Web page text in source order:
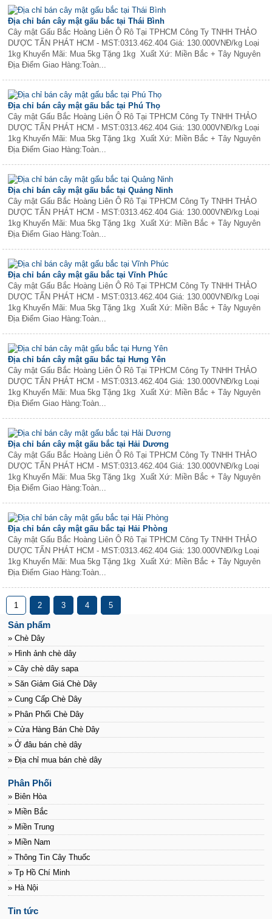
Địa chỉ bán cây mật gấu bắc tại Thái Bình
Cây mật Gấu Bắc Hoàng Liên Ô Rô Tại TPHCM Công Ty TNHH THẢO
DƯỢC TẤN PHÁT HCM - MST:0313.462.404 Giá: 130.000VNĐ/kg Loại
1kg Khuyến Mãi: Mua 5kg Tặng 1kg Xuất Xứ: Miền Bắc + Tây Nguyên
Địa Điểm Giao Hàng:Toàn...
Địa chỉ bán cây mật gấu bắc tại Phú Thọ
Cây mật Gấu Bắc Hoàng Liên Ô Rô Tại TPHCM Công Ty TNHH THẢO
DƯỢC TẤN PHÁT HCM - MST:0313.462.404 Giá: 130.000VNĐ/kg Loại
1kg Khuyến Mãi: Mua 5kg Tặng 1kg Xuất Xứ: Miền Bắc + Tây Nguyên
Địa Điểm Giao Hàng:Toàn...
Địa chỉ bán cây mật gấu bắc tại Quảng Ninh
Cây mật Gấu Bắc Hoàng Liên Ô Rô Tại TPHCM Công Ty TNHH THẢO
DƯỢC TẤN PHÁT HCM - MST:0313.462.404 Giá: 130.000VNĐ/kg Loại
1kg Khuyến Mãi: Mua 5kg Tặng 1kg Xuất Xứ: Miền Bắc + Tây Nguyên
Địa Điểm Giao Hàng:Toàn...
Địa chỉ bán cây mật gấu bắc tại Vĩnh Phúc
Cây mật Gấu Bắc Hoàng Liên Ô Rô Tại TPHCM Công Ty TNHH THẢO
DƯỢC TẤN PHÁT HCM - MST:0313.462.404 Giá: 130.000VNĐ/kg Loại
1kg Khuyến Mãi: Mua 5kg Tặng 1kg Xuất Xứ: Miền Bắc + Tây Nguyên
Địa Điểm Giao Hàng:Toàn...
Địa chỉ bán cây mật gấu bắc tại Hưng Yên
Cây mật Gấu Bắc Hoàng Liên Ô Rô Tại TPHCM Công Ty TNHH THẢO
DƯỢC TẤN PHÁT HCM - MST:0313.462.404 Giá: 130.000VNĐ/kg Loại
1kg Khuyến Mãi: Mua 5kg Tặng 1kg Xuất Xứ: Miền Bắc + Tây Nguyên
Địa Điểm Giao Hàng:Toàn...
Địa chỉ bán cây mật gấu bắc tại Hải Dương
Cây mật Gấu Bắc Hoàng Liên Ô Rô Tại TPHCM Công Ty TNHH THẢO
DƯỢC TẤN PHÁT HCM - MST:0313.462.404 Giá: 130.000VNĐ/kg Loại
1kg Khuyến Mãi: Mua 5kg Tặng 1kg Xuất Xứ: Miền Bắc + Tây Nguyên
Địa Điểm Giao Hàng:Toàn...
Địa chỉ bán cây mật gấu bắc tại Hải Phòng
Cây mật Gấu Bắc Hoàng Liên Ô Rô Tại TPHCM Công Ty TNHH THẢO
DƯỢC TẤN PHÁT HCM - MST:0313.462.404 Giá: 130.000VNĐ/kg Loại
1kg Khuyến Mãi: Mua 5kg Tặng 1kg Xuất Xứ: Miền Bắc + Tây Nguyên
Địa Điểm Giao Hàng:Toàn...
1 2 3 4 5
Sản phẩm
» Chè Dây
» Hình ảnh chè dây
» Cây chè dây sapa
» Săn Giảm Giá Chè Dây
» Cung Cấp Chè Dây
» Phân Phối Chè Dây
» Cửa Hàng Bán Chè Dây
» Ở đâu bán chè dây
» Địa chỉ mua bán chè dây
Phân Phối
» Biên Hòa
» Miền Bắc
» Miền Trung
» Miền Nam
» Thông Tin Cây Thuốc
» Tp Hồ Chí Minh
» Hà Nội
Tin tức